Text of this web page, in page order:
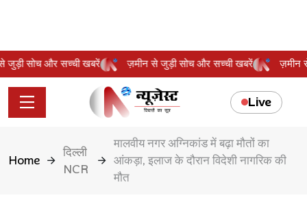
से जुड़ी सोच और सच्ची खबरें ज़मीन से जुड़ी सोच और सच्ची खबरें
Live
Home
दिल्ली
NCR
मालवीय नगर अग्निकांड में बढ़ा मौतों का
आंकड़ा, इलाज के दौरान विदेशी नागरिक की
मौत